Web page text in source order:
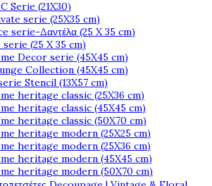
Serie (21X30)
serie (25X35 cm)
serie-Δαντέλα (25 X 35 cm)
serie (25 X 35 cm)
Decor serie (45X45 cm)
Collection (45X45 cm)
Stencil (13X57 cm)
heritage classic (25X36 cm)
heritage classic (45X45 cm)
heritage classic (50X70 cm)
heritage modern (25X25 cm)
heritage modern (25X36 cm)
heritage modern (45X45 cm)
heritage modern (50X70 cm)